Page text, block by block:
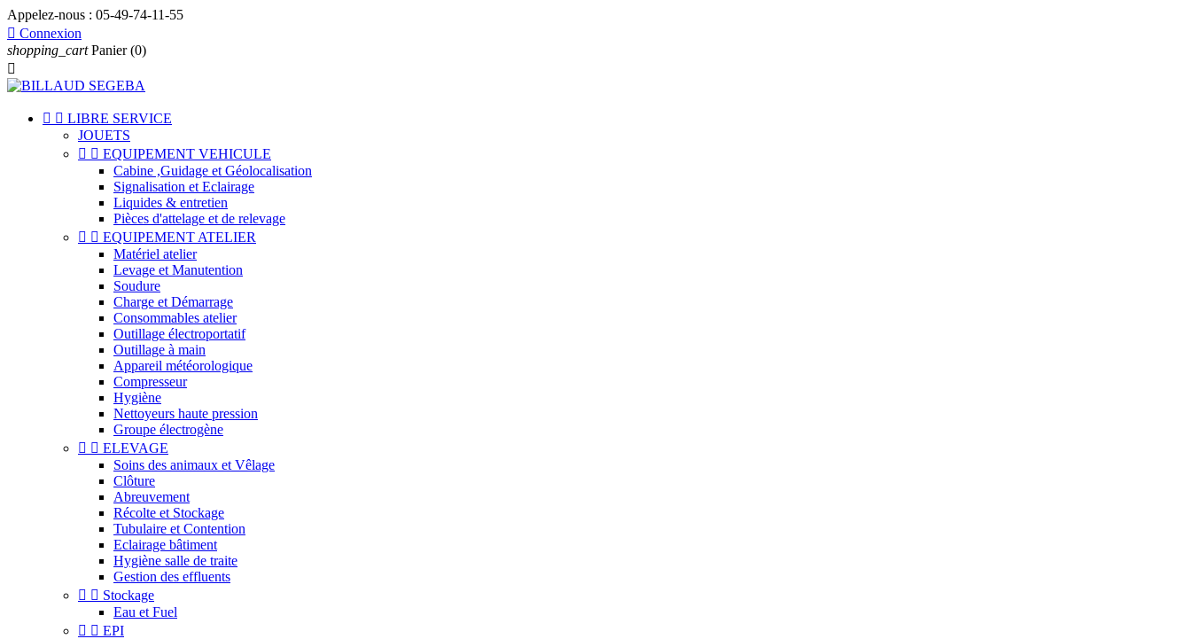
Appelez-nous : 05-49-74-11-55
 Connexion
shopping_cart Panier (0)

  LIBRE SERVICE
JOUETS
  EQUIPEMENT VEHICULE
Cabine ,Guidage et Géolocalisation
Signalisation et Eclairage
Liquides & entretien
Pièces d'attelage et de relevage
  EQUIPEMENT ATELIER
Matériel atelier
Levage et Manutention
Soudure
Charge et Démarrage
Consommables atelier
Outillage électroportatif
Outillage à main
Appareil météorologique
Compresseur
Hygiène
Nettoyeurs haute pression
Groupe électrogène
  ELEVAGE
Soins des animaux et Vêlage
Clôture
Abreuvement
Récolte et Stockage
Tubulaire et Contention
Eclairage bâtiment
Hygiène salle de traite
Gestion des effluents
  Stockage
Eau et Fuel
  EPI